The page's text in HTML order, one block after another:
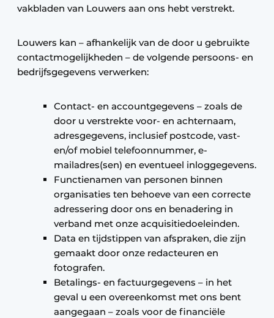
vakbladen van Louwers aan ons hebt verstrekt.
Louwers kan – afhankelijk van de door u gebruikte
contactmogelijkheden – de volgende persoons- en
bedrijfsgegevens verwerken:
Contact- en accountgegevens – zoals de
door u verstrekte voor- en achternaam,
adresgegevens, inclusief postcode, vast-
en/of mobiel telefoonnummer, e-
mailadres(sen) en eventueel inloggegevens.
Functienamen van personen binnen
organisaties ten behoeve van een correcte
adressering door ons en benadering in
verband met onze acquisitiedoeleinden.
Data en tijdstippen van afspraken, die zijn
gemaakt door onze redacteuren en
fotografen.
Betalings- en factuurgegevens – in het
geval u een overeenkomst met ons bent
aangegaan – zoals voor de financiële